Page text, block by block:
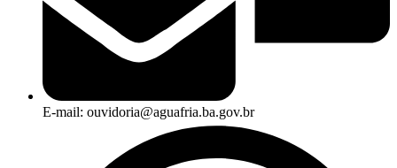
E-mail: ouvidoria@aguafria.ba.gov.br